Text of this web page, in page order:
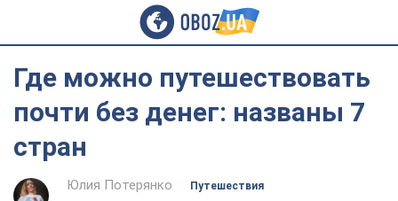
Где можно путешествовать
почти без денег: названы 7
стран
Юлия Потерянко
Путешествия